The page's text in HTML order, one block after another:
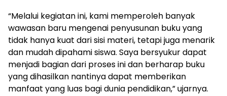
“Melalui kegiatan ini, kami memperoleh banyak
wawasan baru mengenai penyusunan buku yang
tidak hanya kuat dari sisi materi, tetapi juga menarik
dan mudah dipahami siswa. Saya bersyukur dapat
menjadi bagian dari proses ini dan berharap buku
yang dihasilkan nantinya dapat memberikan
manfaat yang luas bagi dunia pendidikan,” ujarnya.